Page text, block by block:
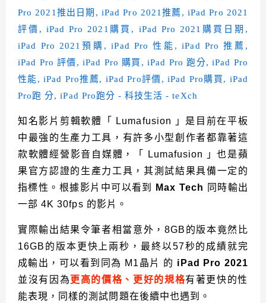
知名影片剪輯軟體「 Lumafusion 」是目前在平板
中最強的生產力工具，有許多小型創作者都靠著這
款軟體經營影音自媒體，「 Lumafusion 」也是蘋
果官方認證的生產力工具，其測試結果具備一定的
指標性。根據影片中可以看到
Max Tech
同時輸出
一部 4K 30fps 的影片。
實際輸出結果令筆者相當意外，8GB的版本竟然比
16GB的版本更快上兩秒，最終以57秒的成績就完
成輸出，可以看到同為 M1晶片 的 iPad Pro 2021
並沒有因為 更高的價格、更好的規格有著更快的性
能表現，同樣的測試問題在後續中也遇到。